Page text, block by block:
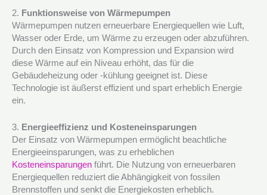
2. Funktionsweise von Wärmepumpen
Wärmepumpen nutzen erneuerbare Energiequellen wie Luft,
Wasser oder Erde, um Wärme zu erzeugen oder abzuführen.
Durch den Einsatz von Kompression und Expansion wird
diese Wärme auf ein Niveau erhöht, das für die
Gebäudeheizung oder -kühlung geeignet ist. Diese
Technologie ist äußerst effizient und spart erheblich Energie
ein.
3. Energieeffizienz und Kosteneinsparungen
Der Einsatz von Wärmepumpen ermöglicht beachtliche
Energieeinsparungen, was zu erheblichen
Kosteneinsparungen führt. Die Nutzung von erneuerbaren
Energiequellen reduziert die Abhängigkeit von fossilen
Brennstoffen und senkt die Energiekosten erheblich.